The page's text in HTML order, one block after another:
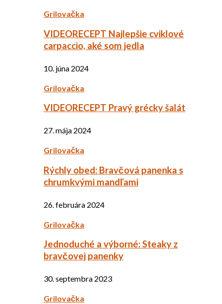
Grilovačka
VIDEORECEPT Najlepšie cviklové
carpaccio, aké som jedla
10. júna 2024
Grilovačka
VIDEORECEPT Pravý grécky šalát
27. mája 2024
Grilovačka
Rýchly obed: Bravčová panenka s
chrumkvými mandľami
26. februára 2024
Grilovačka
Jednoduché a výborné: Steaky z
bravčovej panenky
30. septembra 2023
Grilovačka